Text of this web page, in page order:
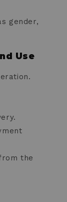
gender,
Use
the